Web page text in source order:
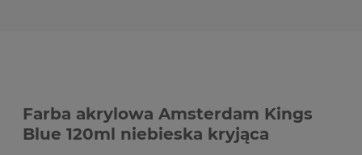
Farba akrylowa Amsterdam Kings
Blue 120ml niebieska kryjąca